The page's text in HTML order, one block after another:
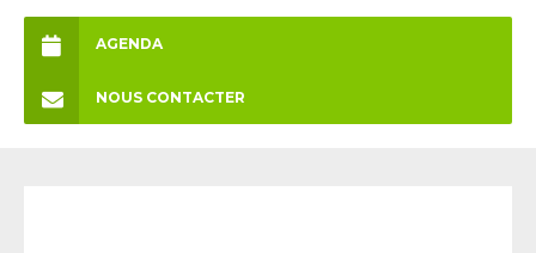
AGENDA
NOUS CONTACTER